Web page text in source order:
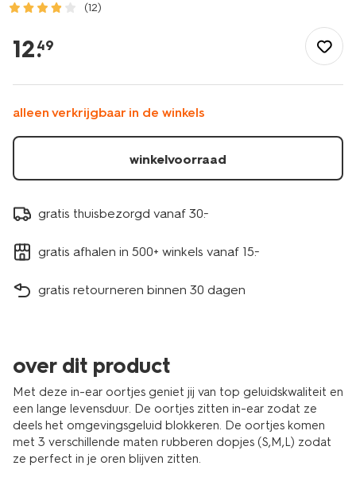
(12)
kantoor/elektronica/audio/oortelefoon-
in-
premium-
mint-
39620024.html
12.
49
alleen verkrijgbaar in de winkels
winkelvoorraad
gratis thuisbezorgd vanaf 30.-
gratis afhalen in 500+ winkels vanaf 15.-
gratis retourneren binnen 30 dagen
over dit product
Met deze in-ear oortjes geniet jij van top geluidskwaliteit en
een lange levensduur. De oortjes zitten in-ear zodat ze
deels het omgevingsgeluid blokkeren. De oortjes komen
met 3 verschillende maten rubberen dopjes (S,M,L) zodat
ze perfect in je oren blijven zitten.